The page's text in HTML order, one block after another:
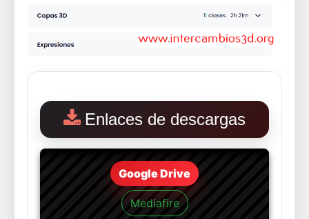
Enlaces de descargas
Google Drive
Mediafire